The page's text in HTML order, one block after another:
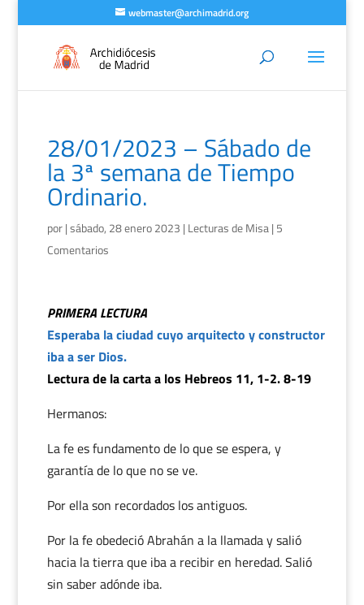
webmaster@archimadrid.org
28/01/2023 – Sábado de
la 3ª semana de Tiempo
Ordinario.
por|sábado, 28 enero 2023 | Lecturas de Misa| 5
Comentarios
PRIMERA LECTURA
Esperaba la ciudad cuyo arquitecto y constructor
iba a ser Dios.
Lectura de la carta a los Hebreos 11, 1-2. 8-19
Hermanos:
La fe es fundamento de lo que se espera, y
garantía de lo que no se ve.
Por ella son recordados los antiguos.
Por la fe obedeció Abrahán a la llamada y salió
hacia la tierra que iba a recibir en heredad. Salió
sin saber adónde iba.